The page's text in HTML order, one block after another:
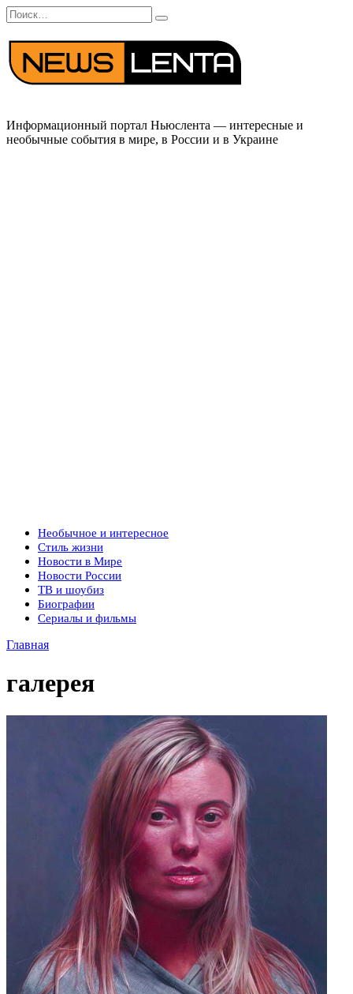
Перейти
к
содержанию
Search
for:
Информационный портал Ньюслента — интересные и
необычные события в мире, в России и в Украине
Необычное и интересное
Стиль жизни
Новости в Мире
Новости России
ТВ и шоубиз
Биографии
Сериалы и фильмы
Главная
галерея